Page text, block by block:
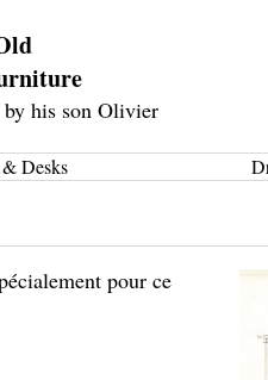
by his son Olivier
Desks
pour ce